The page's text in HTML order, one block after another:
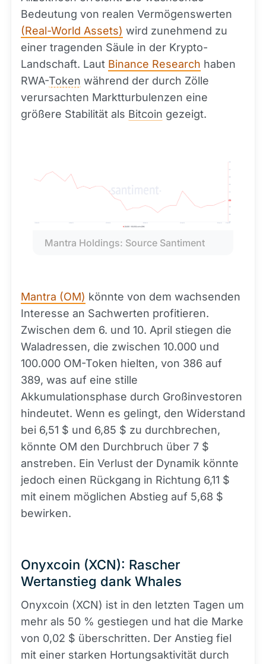
Bedeutung von realen Vermögenswerten
(Real-World Assets) wird zunehmend zu
einer tragenden Säule in der Krypto-
Landschaft. Laut Binance Research haben
RWA-Token während der durch Zölle
verursachten Marktturbulenzen eine
größere Stabilität als Bitcoin gezeigt.
Mantra Holdings: Source Santiment
Mantra (OM) könnte von dem wachsenden
Interesse an Sachwerten profitieren.
Zwischen dem 6. und 10. April stiegen die
Waladressen, die zwischen 10.000 und
100.000 OM-Token hielten, von 386 auf
389, was auf eine stille
Akkumulationsphase durch Großinvestoren
hindeutet. Wenn es gelingt, den Widerstand
bei 6,51 $ und 6,85 $ zu durchbrechen,
könnte OM den Durchbruch über 7 $
anstreben. Ein Verlust der Dynamik könnte
jedoch einen Rückgang in Richtung 6,11 $
mit einem möglichen Abstieg auf 5,68 $
bewirken.
Onyxcoin (XCN): Rascher
Wertanstieg dank Whales
Onyxcoin (XCN) ist in den letzten Tagen um
mehr als 50 % gestiegen und hat die Marke
von 0,02 $ überschritten. Der Anstieg fiel
mit einer starken Hortungsaktivität durch